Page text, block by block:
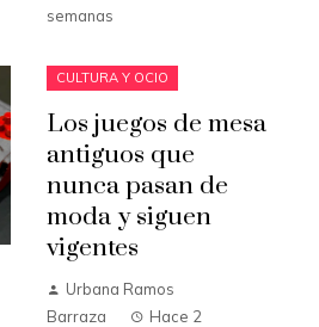
semanas
CULTURA Y OCIO
Los juegos de mesa
antiguos que
nunca pasan de
moda y siguen
vigentes
Urbana Ramos
Barraza
Hace 2